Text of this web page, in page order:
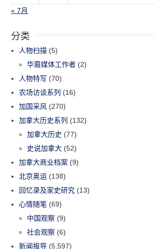
« 7月
分类
人物扫描 (5)
华裔媒体工作者 (2)
人物特写 (70)
农场访谈系列 (16)
加国采风 (270)
加拿大历史系列 (132)
加拿大历史 (77)
史说加拿大 (52)
加拿大商业档案 (9)
北京奥运 (138)
回忆录及家史研究 (13)
心情随笔 (69)
中国观察 (9)
社会观察 (6)
新闻报导 (5,597)